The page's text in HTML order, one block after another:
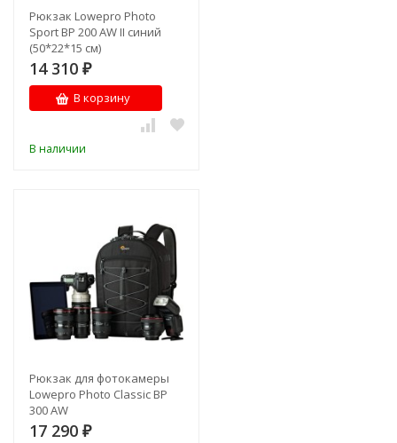
Рюкзак Lowepro Photo
Sport BP 200 AW II синий
(50*22*15 см)
14 310 ₽
В корзину
В наличии
Рюкзак для фотокамеры
Lowepro Photo Classic BP
300 AW
17 290 ₽